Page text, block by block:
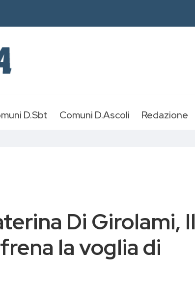
D.Sbt Comuni D.Ascoli Redazione
Di Girolami, Il
la voglia di